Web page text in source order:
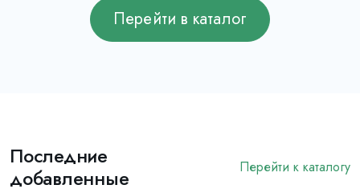
Перейти в каталог
Последние
добавленные
Перейти к каталогу